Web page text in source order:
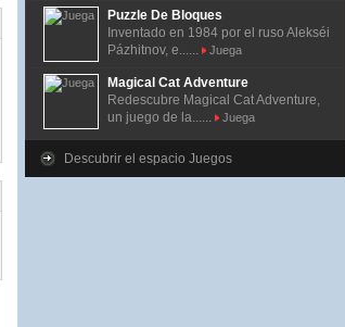
Puzzle De Bloques
Inventado en 1984 por el ruso Alekséi
Pázhitnov, e......
Juega
Magical Cat Adventure
Redescubre Magical Cat Adventure,
un juego de la......
Juega
Descubrir el espacio Juegos